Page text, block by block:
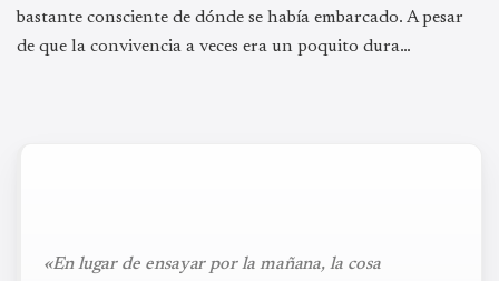
bastante consciente de dónde se había embarcado. A pesar
de que la convivencia a veces era un poquito dura…
«En lugar de ensayar por la mañana, la cosa